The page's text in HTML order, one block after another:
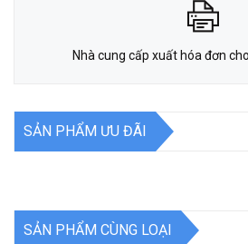
Nhà cung cấp xuất hóa đơn
SẢN PHẨM ƯU ĐÃI
SẢN PHẨM CÙNG LOẠI